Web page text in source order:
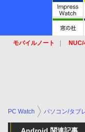
モバイルノート
PC Watch パソコン/タブ